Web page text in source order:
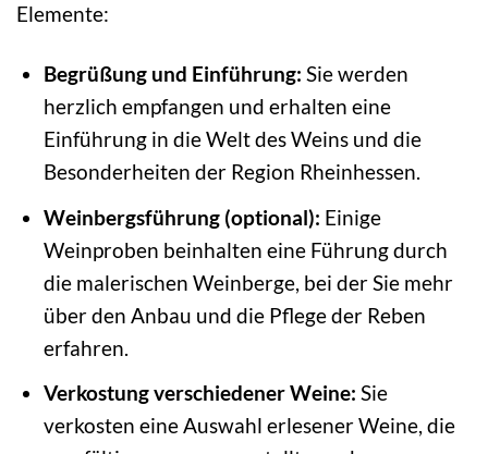
Elemente:
Begrüßung und Einführung: Sie werden
herzlich empfangen und erhalten eine
Einführung in die Welt des Weins und die
Besonderheiten der Region Rheinhessen.
Weinbergsführung (optional): Einige
Weinproben beinhalten eine Führung durch
die malerischen Weinberge, bei der Sie mehr
über den Anbau und die Pflege der Reben
erfahren.
Verkostung verschiedener Weine: Sie
verkosten eine Auswahl erlesener Weine, die